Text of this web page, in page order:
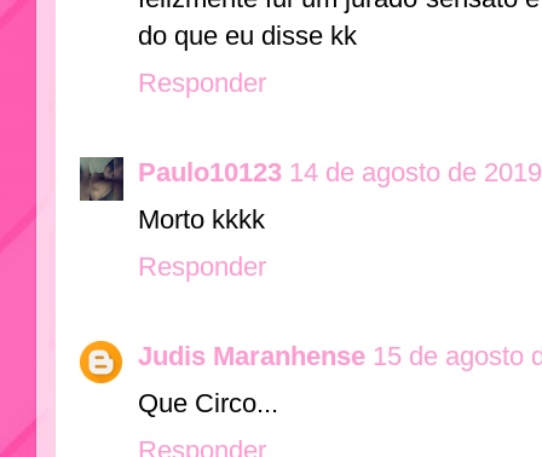
do que eu disse kk
Responder
Paulo10123 14 de agosto de
Morto kkkk
Responder
Judis Maranhense 15 de agosto
Que Circo...
Responder